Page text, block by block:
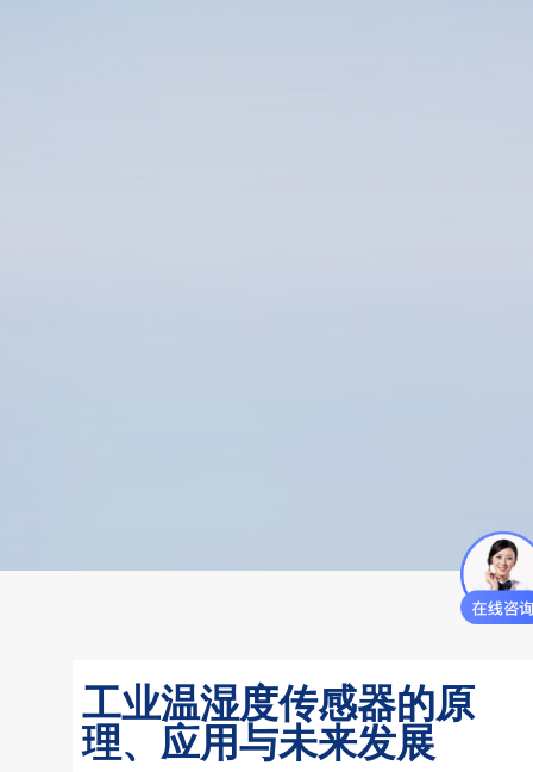
工业温湿度传感器的原
理、应用与未来发展